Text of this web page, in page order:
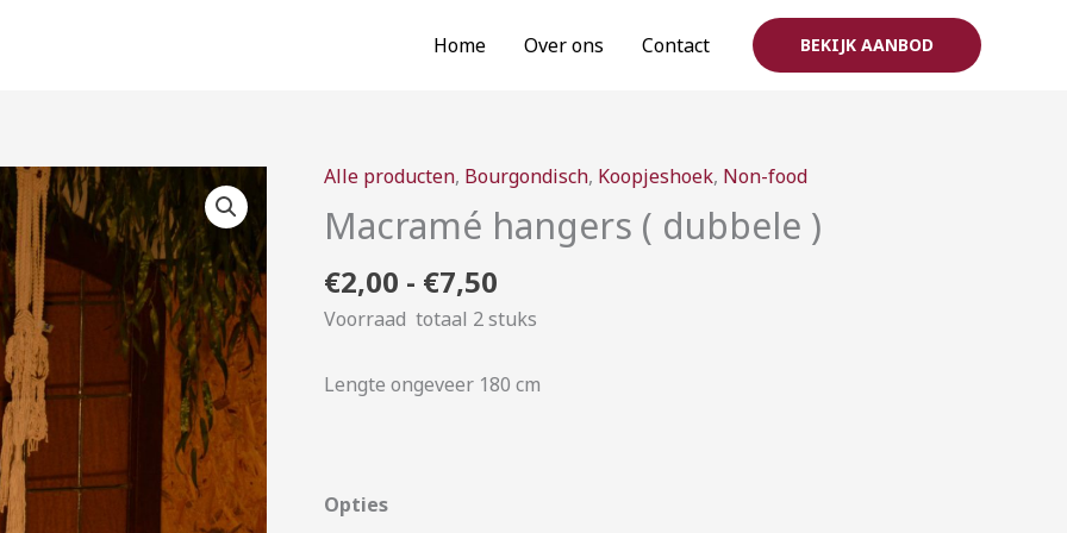
Home Over ons Contact BEKIJK AANBOD
Alle producten, Bourgondisch, Koopjeshoek, Non-food
Macramé hangers ( dubbele )
€2,00 - €7,50
Prijsklasse:
€2,00
tot
Voorraad totaal 2 stuks
Lengte ongeveer 180 cm
Opties
Macramé
hangers
(
dubbele
)